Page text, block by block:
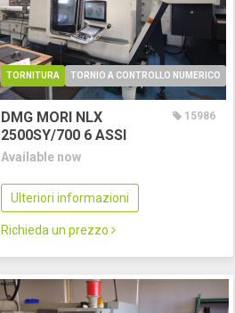
TORNITURA TORNIO A CONTROLLO NUMERICO
DMG MORI NLX
2500SY/700 6 ASSI
15986
Available now
Ulteriori informazioni
Richieda un prezzo